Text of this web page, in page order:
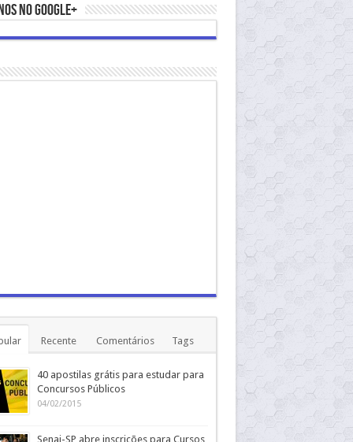
no Google+
Recente Comentários Tags
40 apostilas grátis para estudar para
Concursos Públicos
04/02/2015
Senai-SP abre inscrições para Cursos